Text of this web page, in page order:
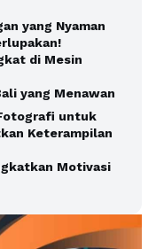
yang Nyaman
di Mesin
yang Menawan
untuk
Keterampilan
Motivasi